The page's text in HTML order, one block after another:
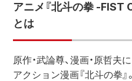
アニメ『北斗の拳 -FIST
とは
原作・武論尊、漫画・原哲
アクション漫画『北斗の拳』。